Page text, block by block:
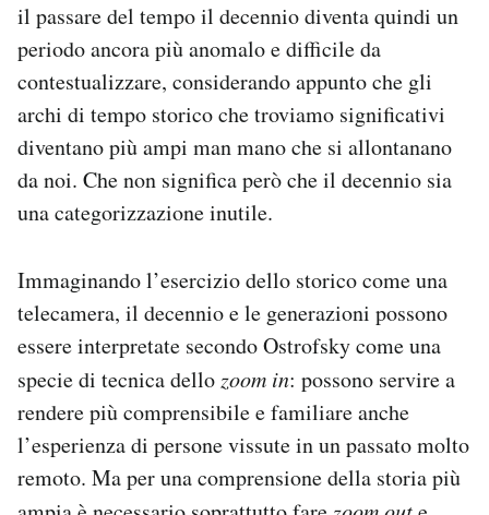
il passare del tempo il decennio diventa quindi un
periodo ancora più anomalo e difficile da
contestualizzare, considerando appunto che gli
archi di tempo storico che troviamo significativi
diventano più ampi man mano che si allontanano
da noi. Che non significa però che il decennio sia
una categorizzazione inutile.
Immaginando l’esercizio dello storico come una
telecamera, il decennio e le generazioni possono
essere interpretate secondo Ostrofsky come una
specie di tecnica dellozoom in: possono servire a
rendere più comprensibile e familiare anche
l’esperienza di persone vissute in un passato molto
remoto. Ma per una comprensione della storia più